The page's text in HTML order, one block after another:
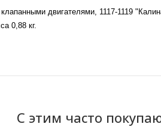
двигателями, 1117-1119
0,88 кг.
С этим часто